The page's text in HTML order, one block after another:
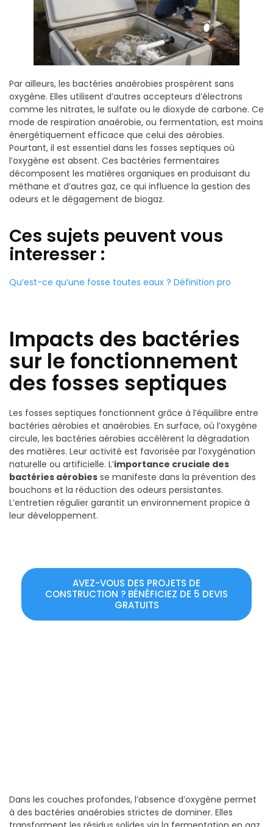
Par ailleurs, les bactéries anaérobies prospèrent sans
oxygène. Elles utilisent d’autres accepteurs d’électrons
comme les nitrates, le sulfate ou le dioxyde de carbone. Ce
mode de respiration anaérobie, ou fermentation, est moins
énergétiquement efficace que celui des aérobies.
Pourtant, il est essentiel dans les fosses septiques où
l’oxygène est absent. Ces bactéries fermentaires
décomposent les matières organiques en produisant du
méthane et d’autres gaz, ce qui influence la gestion des
odeurs et le dégagement de biogaz.
Ces sujets peuvent vous
interesser :
Qu’est-ce qu’une fosse toutes eaux ? Définition pro
Impacts des bactéries
sur le fonctionnement
des fosses septiques
Les fosses septiques fonctionnent grâce à l’équilibre entre
bactéries aérobies et anaérobies. En surface, où l’oxygène
circule, les bactéries aérobies accélèrent la dégradation
des matières. Leur activité est favorisée par l’oxygénation
naturelle ou artificielle. L’importance cruciale des
bactéries aérobies se manifeste dans la prévention des
bouchons et la réduction des odeurs persistantes.
L’entretien régulier garantit un environnement propice à
leur développement.
AVEZ-VOUS DES PROJETS DE
CONSTRUCTION ? BÉNÉFICIEZ DE 5 DEVIS
GRATUITS
Dans les couches profondes, l’absence d’oxygène permet
à des bactéries anaérobies strictes de dominer. Elles